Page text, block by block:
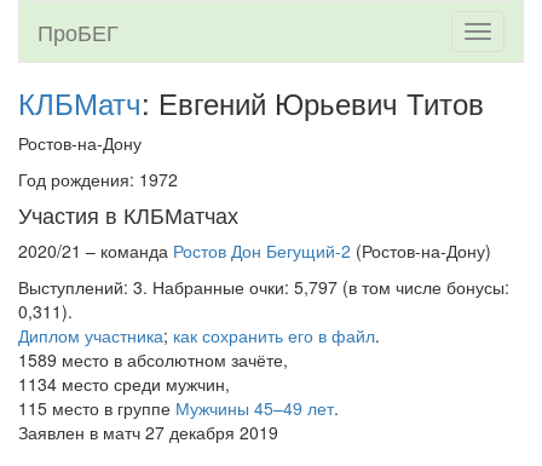
Toggle
ПроБЕГ
КЛБМатч: Евгений Юрьевич Титов
Ростов-на-Дону
Год рождения: 1972
Участия в КЛБМатчах
2020/21 – команда Ростов Дон Бегущий-2 (Ростов-на-Дону)
Выступлений: 3. Набранные очки: 5,797 (в том числе бонусы:
0,311).
Диплом участника; как сохранить его в файл.
1589 место в абсолютном зачёте,
1134 место среди мужчин,
115 место в группе Мужчины 45–49 лет.
Заявлен в матч 27 декабря 2019